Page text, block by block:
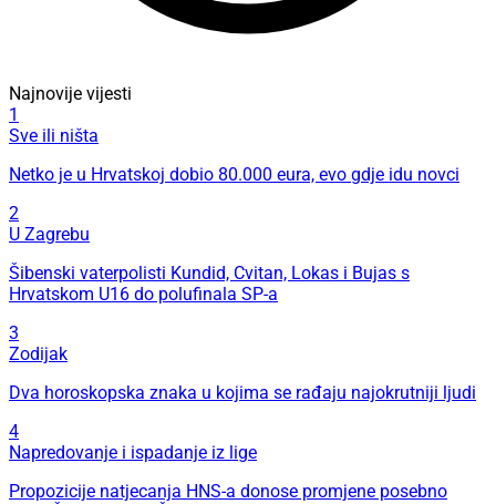
Najnovije vijesti
1
Sve ili ništa
Netko je u Hrvatskoj dobio 80.000 eura, evo gdje idu novci
2
U Zagrebu
Šibenski vaterpolisti Kundid, Cvitan, Lokas i Bujas s
Hrvatskom U16 do polufinala SP-a
3
Zodijak
Dva horoskopska znaka u kojima se rađaju najokrutniji ljudi
4
Napredovanje i ispadanje iz lige
Propozicije natjecanja HNS-a donose promjene posebno